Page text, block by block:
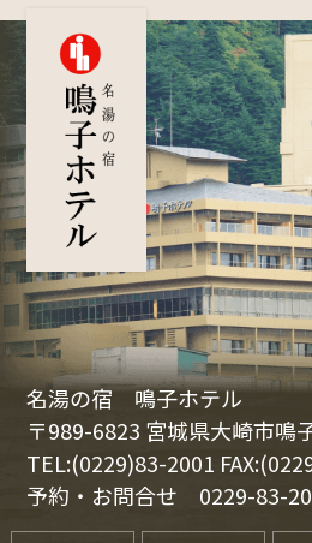
名湯の宿 鳴子ホテル
〒989-6823 宮城県大崎市鳴
TEL:(0229)83-2001
予約・お問合せ 0229-83-